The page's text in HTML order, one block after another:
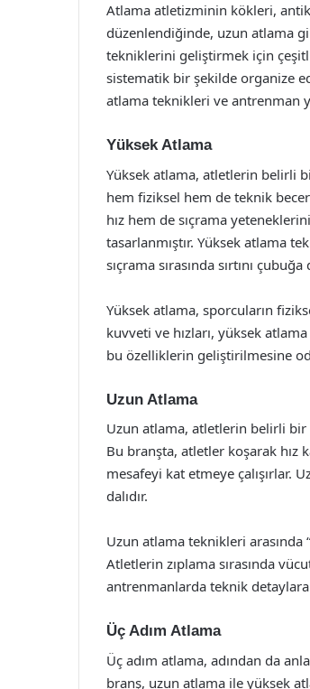
Atlama atletizminin kökleri,
düzenlendiğinde, uzun atlama
tekniklerini geliştirmek için
sistematik bir şekilde organize
atlama teknikleri ve antrenman
Yüksek Atlama
Yüksek atlama, atletlerin belirli
hem fiziksel hem de teknik
hız hem de sıçrama
tasarlanmıştır. Yüksek atlama
sıçrama sırasında sırtını
Yüksek atlama, sporcuların
kuvveti ve hızları, yüksek
bu özelliklerin geliştirilmesine
Uzun Atlama
Uzun atlama, atletlerin belirli bir
Bu branşta, atletler koşarak hız
mesafeyi kat etmeye çalışırlar.
dalıdır.
Uzun atlama teknikleri arasında
Atletlerin zıplama sırasında
antrenmanlarda teknik
Üç Adım Atlama
Üç adım atlama, adından da
branş, uzun atlama ile yüksek